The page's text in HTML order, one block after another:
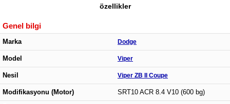
özellikler
Genel bilgi
Marka Dodge
Model Viper
Nesil Viper ZB II Coupe
Modifikasyonu (Motor) SRT10 ACR 8.4 V10 (600 bg)